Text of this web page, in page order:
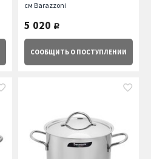
см Barazzoni
5 020 руб.
СООБЩИТЬ О ПОСТУПЛЕНИИ